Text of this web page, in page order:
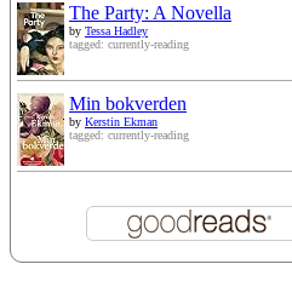
The Party: A Novella
by Tessa Hadley
tagged: currently-reading
Min bokverden
by Kerstin Ekman
tagged: currently-reading